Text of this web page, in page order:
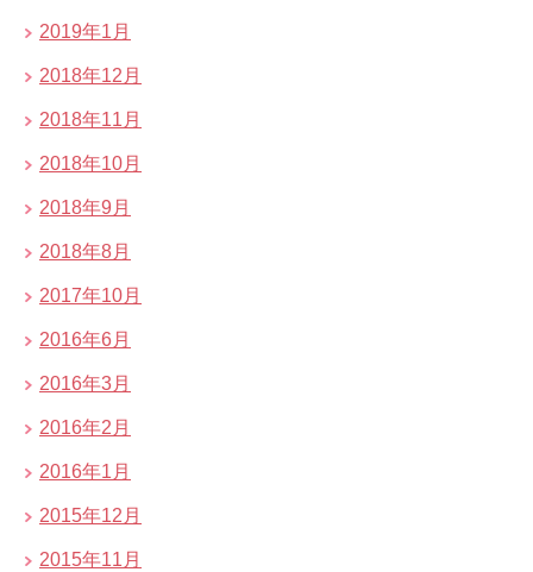
2019年1月
2018年12月
2018年11月
2018年10月
2018年9月
2018年8月
2017年10月
2016年6月
2016年3月
2016年2月
2016年1月
2015年12月
2015年11月